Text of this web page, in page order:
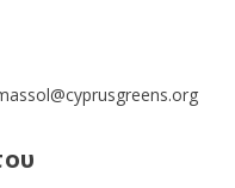
cyprusgreens.org